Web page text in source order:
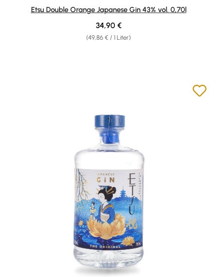
Durchschnittliche Bewertung von 4 von 5 Sternen
Etsu Double Orange Japanese Gin 43% vol. 0,70l
(49,86 € / 1 Liter)
Regulärer Preis:
34,90 €